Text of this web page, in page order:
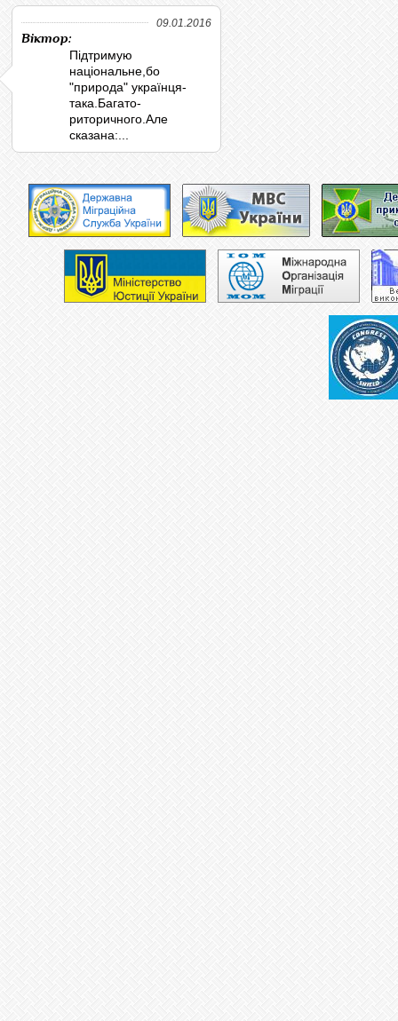
09.01.2016
Віктор:
Підтримую
національне,бо
"природа" українця-
така.Багато-
риторичного.Але
сказана:...